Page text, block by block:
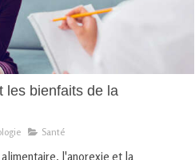
les bienfaits de la
Santé
l'anorexie et la